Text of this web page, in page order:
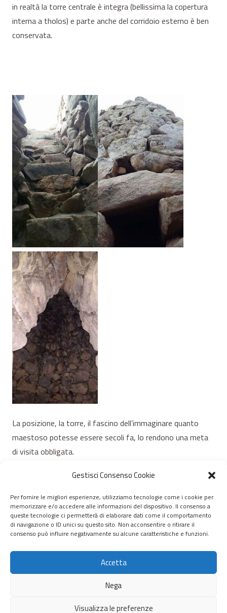
Gestisci Consenso Cookie
Per fornire le migliori esperienze, utilizziamo tecnologie come i cookie per
memorizzare e/o accedere alle informazioni del dispositivo. Il consenso a
queste tecnologie ci permetterà di elaborare dati come il comportamento
di navigazione o ID unici su questo sito. Non acconsentire o ritirare il
consenso può influire negativamente su alcune caratteristiche e funzioni.
Accetta
Nega
Visualizza le preferenze
in realtà la torre centrale è integra (bellissima la copertura
interna a tholos) e parte anche del corridoio esterno è ben
conservata.
La posizione, la torre, il fascino dell’immaginare quanto
maestoso potesse essere secoli fa, lo rendono una meta
di visita obbligata.
Un saluto, Mauro.
© 2020 – 2026 Nurnet – La rete dei Nuraghi – webdesign:
antoniopalumbo.it
Home